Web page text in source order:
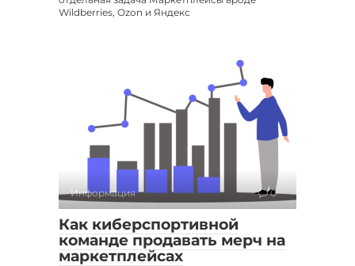
Wildberries, Ozon и Яндекс
Информация 0
Как киберспортивной
команде продавать мерч на
маркетплейсах